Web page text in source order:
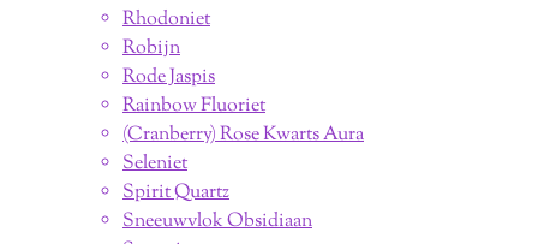
Rhodoniet
Robijn
Rode Jaspis
Rainbow Fluoriet
(Cranberry) Rose Kwarts Aura
Seleniet
Spirit Quartz
Sneeuwvlok Obsidiaan